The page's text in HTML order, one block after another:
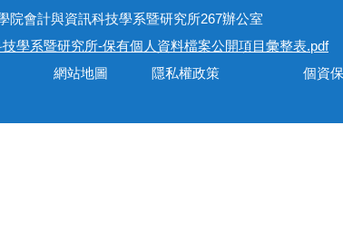
訊科技學系暨研究所267辦公室
學系暨研究所-保有個人資料檔案公開項目彙整表.pdf
學系所有 網站地圖 隱私權政策 個資保